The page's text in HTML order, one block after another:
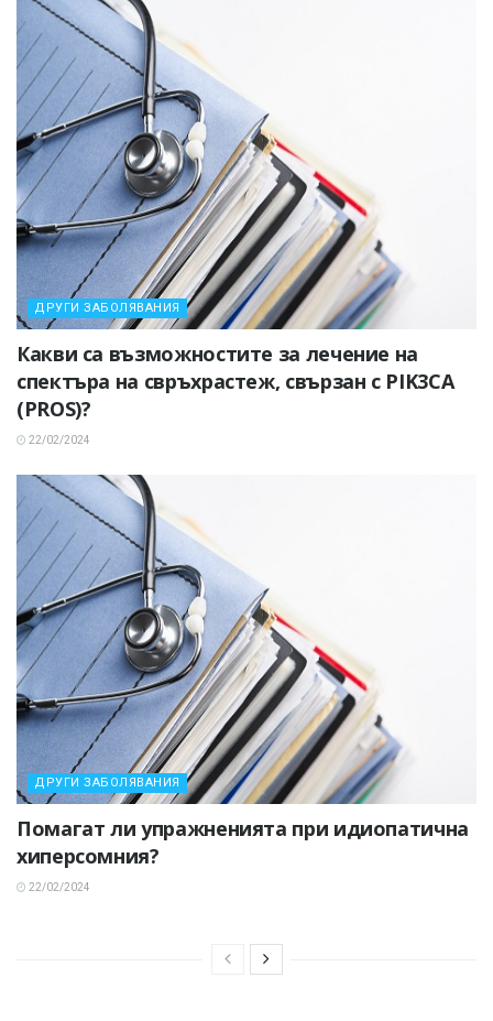
ДРУГИ ЗАБОЛЯВАНИЯ
Какви са възможностите за лечение на
спектъра на свръхрастеж, свързан с PIK3CA
(PROS)?
22/02/2024
ДРУГИ ЗАБОЛЯВАНИЯ
Помагат ли упражненията при идиопатична
хиперсомния?
22/02/2024